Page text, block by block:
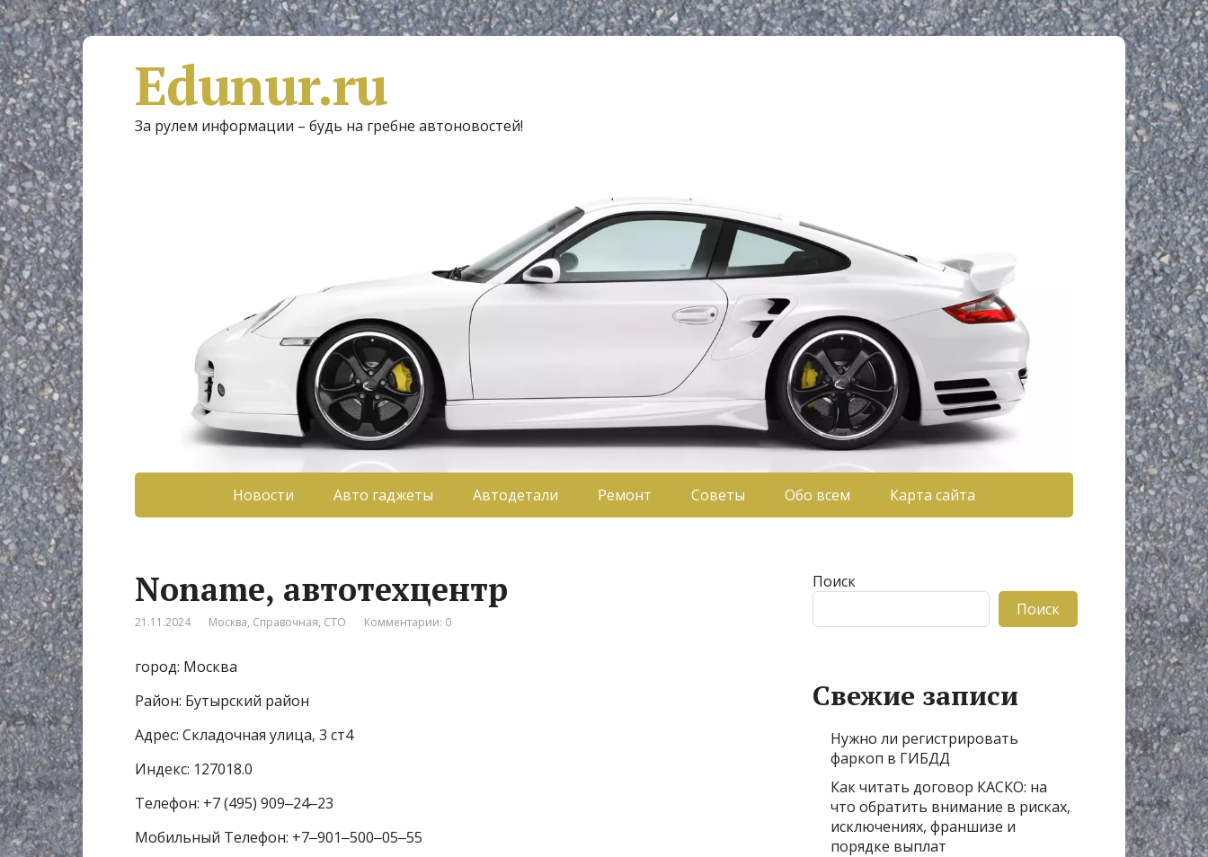
Edunur.ru
За рулем информации – будь на гребне автоновостей!
Новости Авто гаджеты Автодетали Ремонт Советы Обо всем Карта сайта
Noname, автотехцентр
21.11.2024 Москва, Справочная, СТО Комментарии: 0
город: Москва
Район: Бутырский район
Адрес: Складочная улица, 3 ст4
Индекс: 127018.0
Телефон: +7 (495) 909‒24‒23
Мобильный Телефон: +7‒901‒500‒05‒55
Поиск
Поиск
Свежие записи
Нужно ли регистрировать
фаркоп в ГИБДД
Как читать договор КАСКО: на
что обратить внимание в рисках,
исключениях, франшизе и
порядке выплат